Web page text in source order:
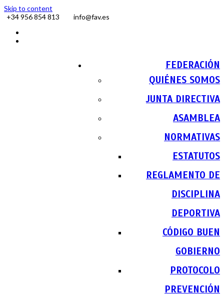
Skip to content
+34 956 854 813
info@fav.es
FEDERACIÓN
QUIÉNES SOMOS
JUNTA DIRECTIVA
ASAMBLEA
NORMATIVAS
ESTATUTOS
REGLAMENTO DE
DISCIPLINA
DEPORTIVA
CÓDIGO BUEN
GOBIERNO
PROTOCOLO
PREVENCIÓN